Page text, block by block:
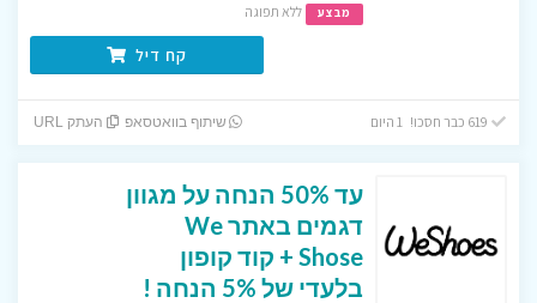
מבצע ללא תפוגה
קח דיל
שיתוף בוואטסאפ העתק URL
עד 50% הנחה על מגוון
דגמים באתר We
Shose + קוד קופון
בלעדי של 5% הנחה !